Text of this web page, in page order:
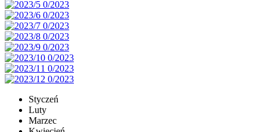
Styczeń
Luty
Marzec